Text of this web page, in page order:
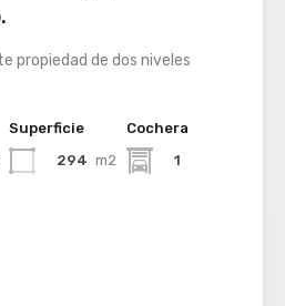
propiedad de dos niveles
Superficie
294 m2
Cochera
1